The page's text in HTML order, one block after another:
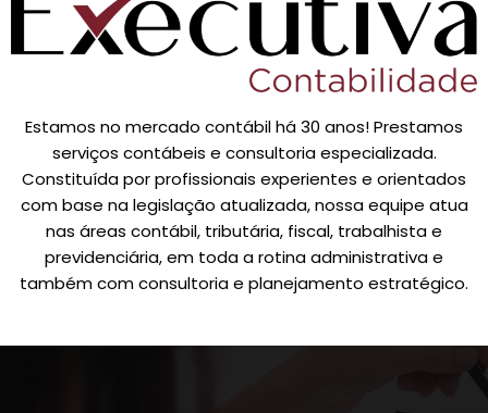
Estamos no mercado contábil há 30 anos! Prestamos
serviços contábeis e consultoria especializada.
Constituída por profissionais experientes e orientados
com base na legislação atualizada, nossa equipe atua
nas áreas contábil, tributária, fiscal, trabalhista e
previdenciária, em toda a rotina administrativa e
também com consultoria e planejamento estratégico.